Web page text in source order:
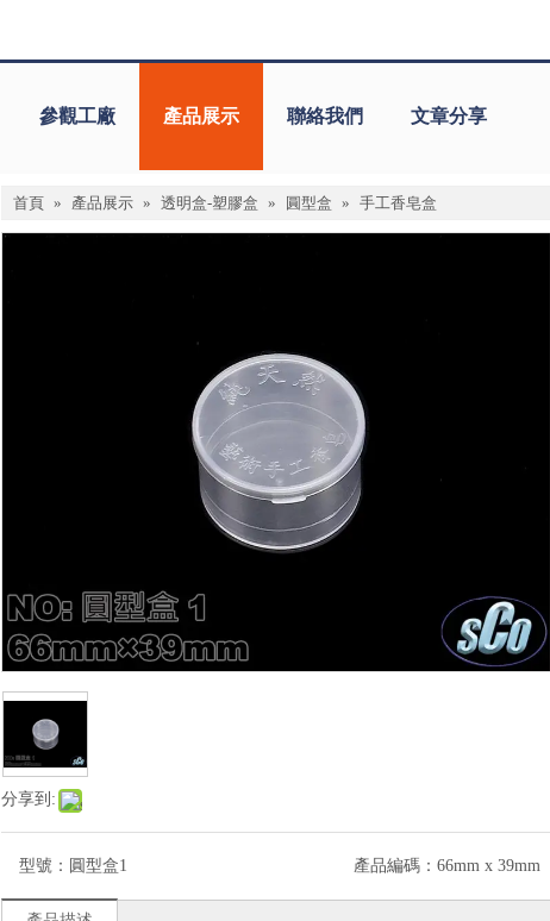
參觀工廠 產品展示 聯絡我們 文章分享
首頁 » 產品展示 » 透明盒-塑膠盒 » 圓型盒 » 手工香皂盒
分享到:
型號： 圓型盒1 產品編碼： 66mm x 39mm